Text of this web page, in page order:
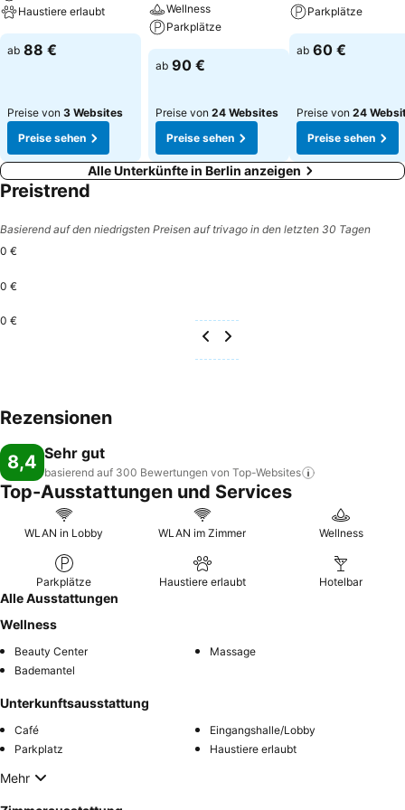
Haustiere erlaubt
ab 88 €
Preise von 3 Websites
Preise sehen
Wellness
Parkplätze
ab 90 €
Preise von 24 Websites
Preise sehen
Parkplätze
ab 60 €
Preise von 24
Preise sehen
Alle Unterkünfte in Berlin anzeigen
Preistrend
Basierend auf den niedrigsten Preisen auf trivago in den letzten 30 Tagen
0 €
0 €
0 €
Rezensionen
8,4 Sehr gut
basierend auf 300 Bewertungen von Top-Websites
Top-Ausstattungen und Services
WLAN in Lobby WLAN im Zimmer Wellness
Parkplätze Haustiere erlaubt Hotelbar
Alle Ausstattungen
Wellness
Beauty Center
Massage
Bademantel
Unterkunftsausstattung
Café
Eingangshalle/Lobby
Parkplatz
Haustiere erlaubt
Mehr